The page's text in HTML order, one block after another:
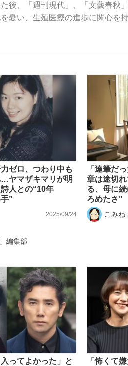
「クマが
・森保一監督...
もっと見る
後、「週刊現代」、「文藝春秋
憂い、生殖医療の進歩に関心を持
ゼロ、つわり中も
ヤマザキマリが明
人との“10年
”
編集部
2025/09/24
「達筆だ
章は途切
る、母に
ろめたさ"
こみね
入ってよかった」と
「怖くて